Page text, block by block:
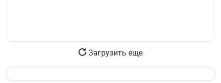
Загрузить еще